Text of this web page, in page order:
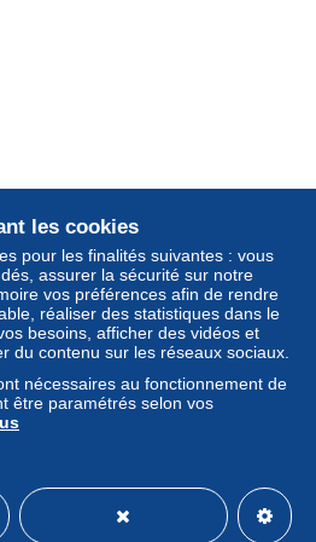
Un achat non payé peut
au niveau du compte
du vendeur comportent
et non avenues. Les
du site Delcampe, telles
conditions d’utilisation
payés dans les14 jours
décompte final de la part du
|Frais de retour à charge de
de retour et de
consultez les
favoris
les cookies
pour les finalités suivantes : vous
assurer la sécurité sur notre
vos préférences afin de rendre
réaliser des statistiques dans le
besoins, afficher des vidéos et
du contenu sur les réseaux sociaux.
nécessaires au fonctionnement de
être paramétrés selon vos